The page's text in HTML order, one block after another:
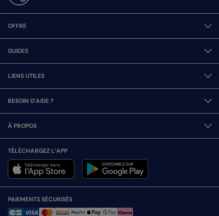
OFFRE
GUIDES
LIENS UTILES
BESOIN D’AIDE ?
À PROPOS
TÉLÉCHARGEZ L’APP
PAIEMENTS SÉCURISÉS